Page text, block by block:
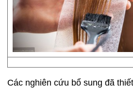
Các nghiên cứu bổ sung đã